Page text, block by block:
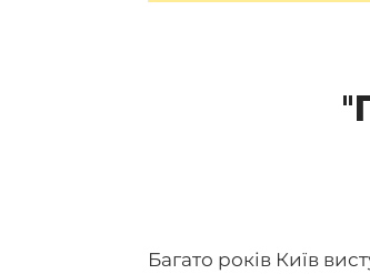
Багато років Київ